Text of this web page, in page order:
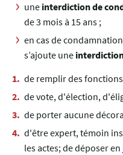
une interdiction de
de 3 mois à 15 ans ;
en cas de
s’ajoute une
de remplir des
de vote, d'élection,
de porter aucune
d'être expert, témoin
les actes; de déposer